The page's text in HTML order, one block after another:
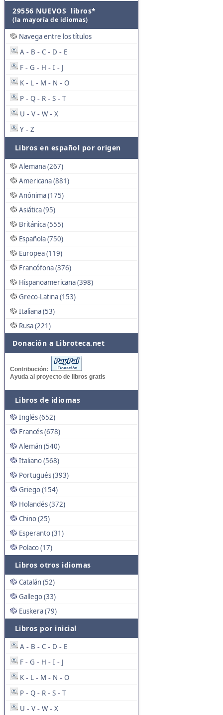
29556 NUEVOS libros*
(la mayoría de idiomas)
Navega entre los títulos
A - B - C - D - E
F - G - H - I - J
K - L - M - N - O
P - Q - R - S - T
U - V - W - X
Y - Z
Libros en español por origen
Alemana (267)
Americana (881)
Anónima (175)
Asiática (95)
Británica (555)
Española (750)
Europea (119)
Francófona (376)
Hispanoamericana (398)
Greco-Latina (153)
Italiana (53)
Rusa (221)
Donación a Libroteca.net
Contribución:
Ayuda al proyecto de libros gratis
Libros de idiomas
Inglés (652)
Francés (678)
Alemán (540)
Italiano (568)
Portugués (393)
Griego (154)
Holandés (372)
Chino (25)
Esperanto (31)
Polaco (17)
Libros otros idiomas
Catalán (52)
Gallego (33)
Euskera (79)
Libros por inicial
A - B - C - D - E
F - G - H - I - J
K - L - M - N - O
P - Q - R - S - T
U - V - W - X